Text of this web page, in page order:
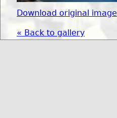
Download original image
« Back to gallery